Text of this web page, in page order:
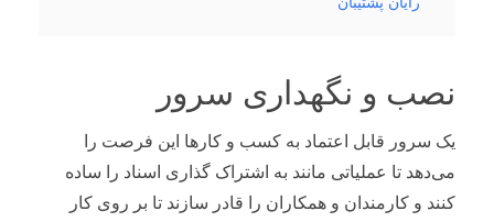
نصب و نگهداری سرور
یک سرور قابل اعتماد به کسب و کارها این فرصت را
می‌دهد تا عملیاتی مانند به اشتراک گذاری اسناد را ساده
کنند و کارمندان و همکاران را قادر سازند تا بر روی کار